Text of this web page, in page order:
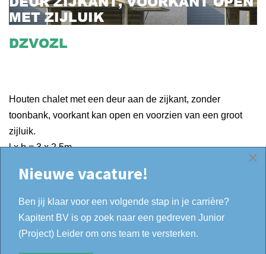
MET ZIJLUIK
DZVOZL
Houten chalet met een deur aan de zijkant, zonder
toonbank, voorkant kan open en voorzien van een groot
zijluik.
l x b = 3 x 2.5m
DAVO
DEUR ACHTER, VOORKANT OPEN
×
Nieuwe vacature!
Ben jij klaar voor een volgende stap in je carrière?
Kapitent BV is op zoek naar een gedreven Junior
(Project) Leider om ons team te versterken.